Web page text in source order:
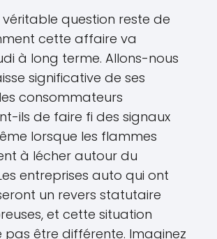
question reste de
cette affaire va
à long terme. Allons-nous
significative de ses
consommateurs
ils de faire fi des signaux
lorsque les flammes
à lécher autour du
entreprises auto qui ont
un revers statutaire
et cette situation
pas être différente. Imaginez